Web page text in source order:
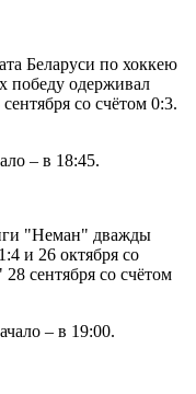
Беларуси по хоккею
победу одерживал
со счётом 0:3.
– в 18:45.
"Неман" дважды
и 26 октября со
сентября со счётом
– в 19:00.